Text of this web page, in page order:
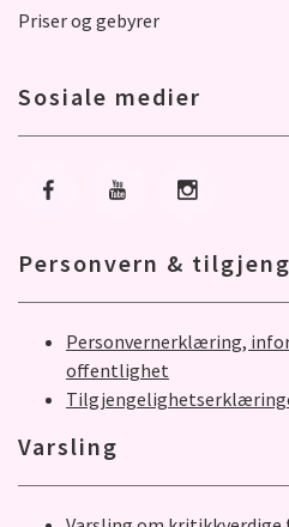
Priser og gebyrer
Sosiale medier
Gå til Facebook
Gå til Youtube
Gå til
Personvern &
Personvernerklæring,
offentlighet
Varsling